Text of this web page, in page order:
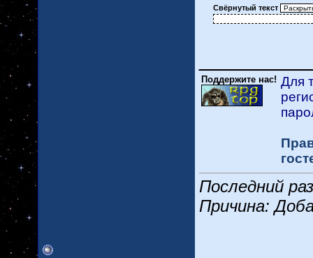
Свёрнутый текст
Поддержите нас! Для
Последний
Причина: